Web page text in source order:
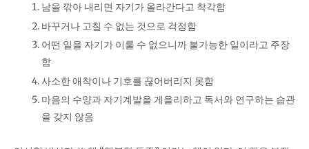
남을 깎아 내리면 자기가 올라간다고 착각함
바꾸거나 고칠 수 없는 것으로 걱정함
어떤 일을 자기가 이룰 수 없으니까 불가능한 일이라고 주장
함
사소한 애착이나 기호를 끊어버리지 못함
마음의 수양과 자기계발을 게을리하고 독서와 연구하는 습관
을 갖지 않음